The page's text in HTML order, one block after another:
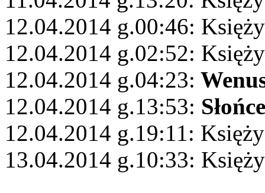
12.04.2014 g.00:46:
12.04.2014 g.02:52:
12.04.2014 g.04:23:
12.04.2014 g.13:53: Słońce
12.04.2014 g.19:11:
13.04.2014 g.10:33: